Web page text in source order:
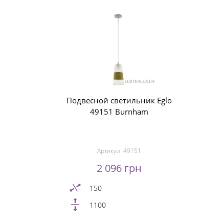
Подвесной светильник Eglo
49151 Burnham
Артикул:49151
2 096 грн
150
1100